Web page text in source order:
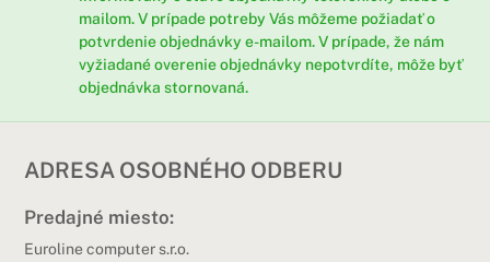
mailom. V prípade potreby Vás môžeme požiadať o
potvrdenie objednávky e-mailom. V prípade, že nám
vyžiadané overenie objednávky nepotvrdíte, môže byť
objednávka stornovaná.
ADRESA OSOBNÉHO ODBERU
Predajné miesto:
Euroline computer s.r.o.